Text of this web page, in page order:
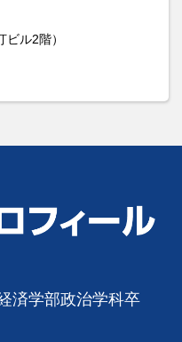
ル2階）
済学部政治学科卒